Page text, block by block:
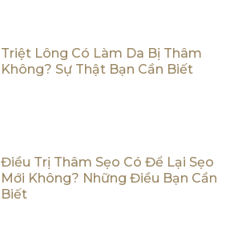
Triệt Lông Có Làm Da Bị Thâm
Không? Sự Thật Bạn Cần Biết
Điều Trị Thâm Sẹo Có Để Lại Sẹo
Mới Không? Những Điều Bạn Cần
Biết